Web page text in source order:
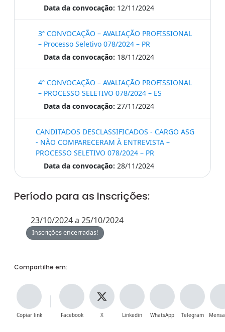
Data da convocação: 12/11/2024
3ª CONVOCAÇÃO – AVALIAÇÃO PROFISSIONAL
– Processo Seletivo 078/2024 – PR
Data da convocação: 18/11/2024
4ª CONVOCAÇÃO – AVALIAÇÃO PROFISSIONAL
– PROCESSO SELETIVO 078/2024 – ES
Data da convocação: 27/11/2024
CANDITADOS DESCLASSIFICADOS - CARGO ASG
- NÃO COMPARECERAM À ENTREVISTA –
PROCESSO SELETIVO 078/2024 – PR
Data da convocação: 28/11/2024
Período para as Inscrições:
23/10/2024 a 25/10/2024
Inscrições encerradas!
Compartilhe em:
Copiar link Facebook X Linkedin WhatsApp Telegram